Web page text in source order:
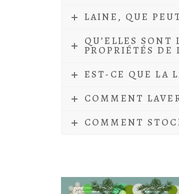
LAINE, QUE
QU’ELLES SONT
PROPRIÉTÉS DE
EST-CE QUE LA
COMMENT
COMMENT